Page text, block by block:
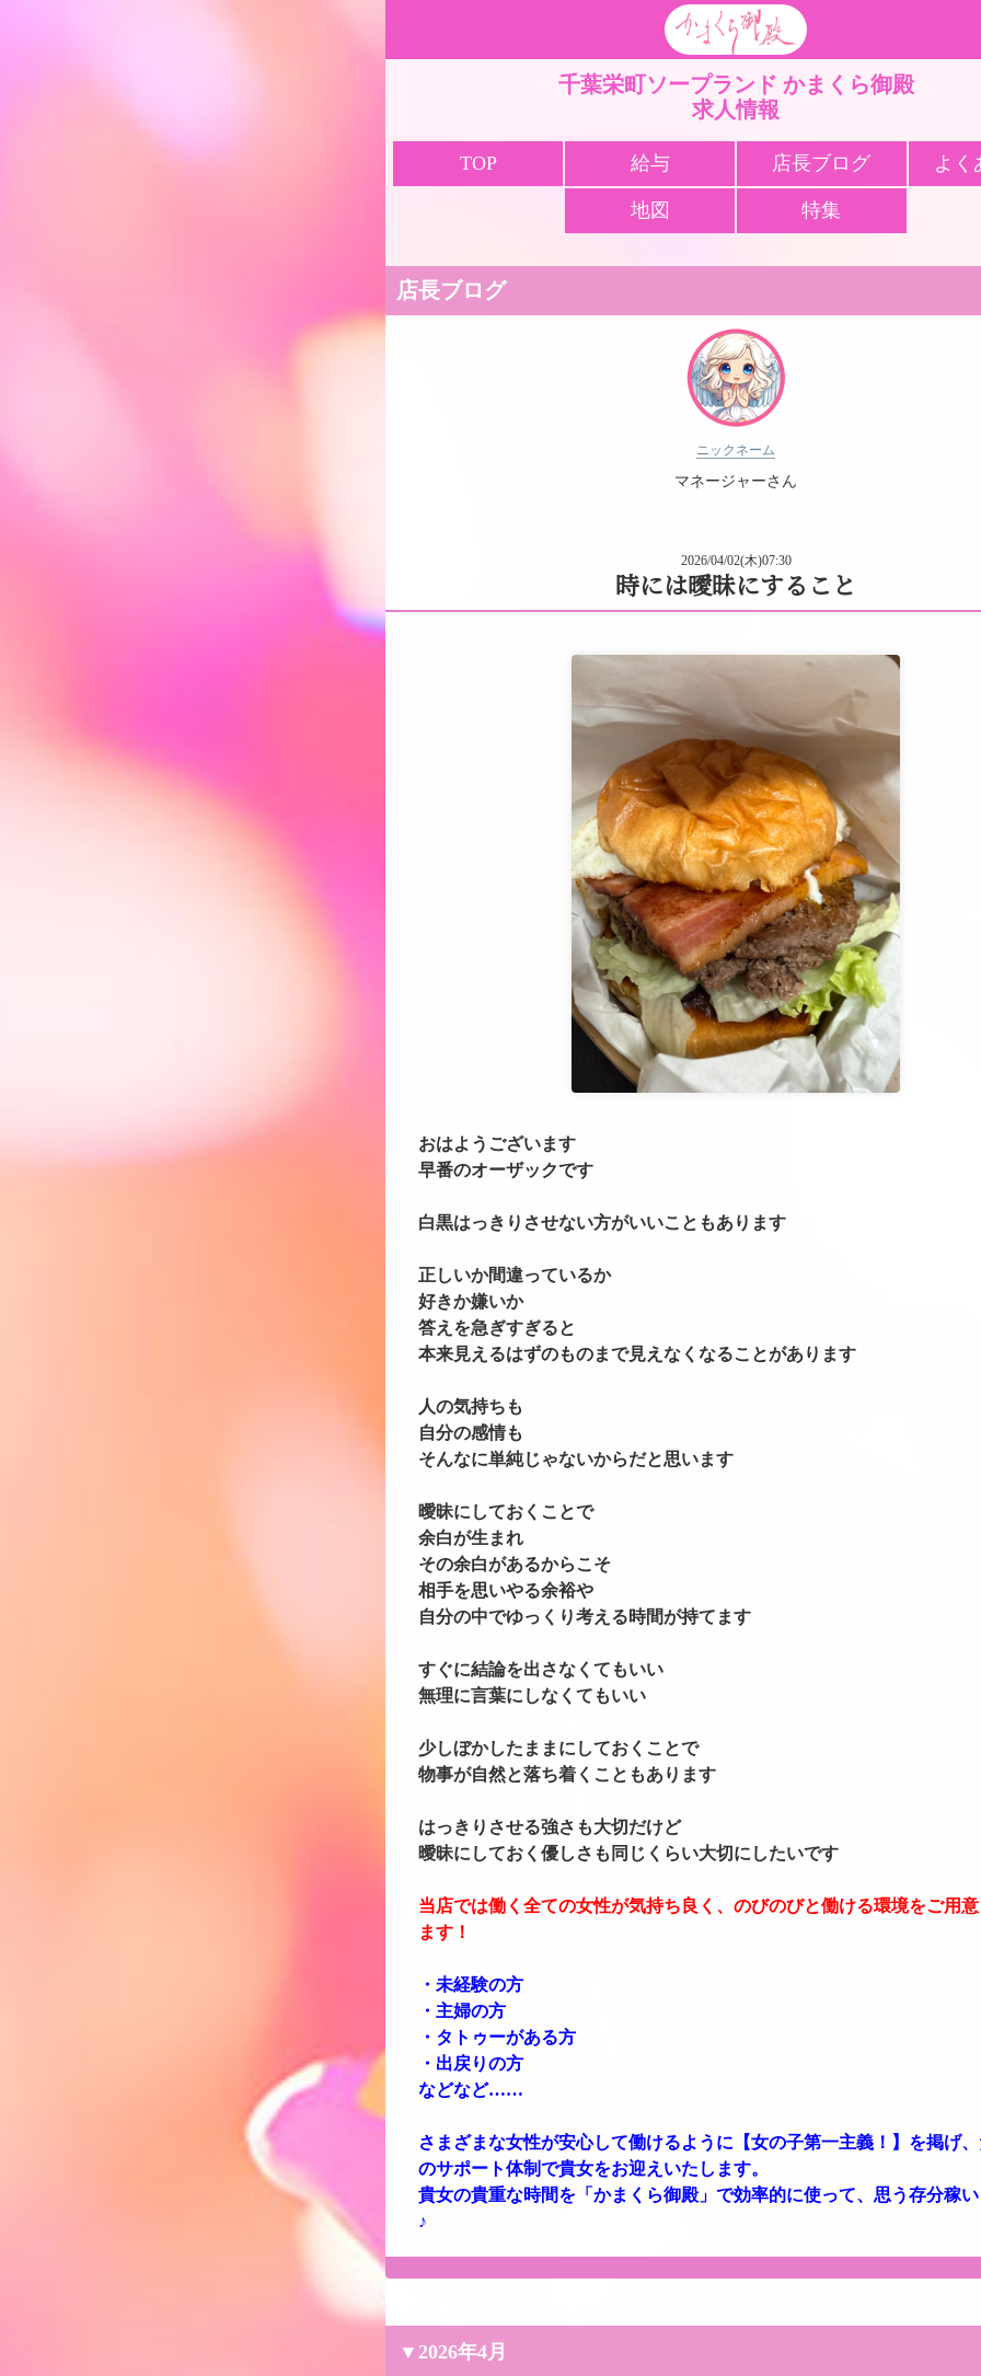
千葉栄町ソープランド かまくら御殿
求人情報
TOP 給与 店長ブログ よく
地図 特集
店長ブログ
ニックネーム
マネージャーさん
2026/04/02(木)07:30
時には曖昧にすること
おはようございます
早番のオーザックです
白黒はっきりさせない方がいいこともあります
正しいか間違っているか
好きか嫌いか
答えを急ぎすぎると
本来見えるはずのものまで見えなくなることがあります
人の気持ちも
自分の感情も
そんなに単純じゃないからだと思います
曖昧にしておくことで
余白が生まれ
その余白があるからこそ
相手を思いやる余裕や
自分の中でゆっくり考える時間が持てます
すぐに結論を出さなくてもいい
無理に言葉にしなくてもいい
少しぼかしたままにしておくことで
物事が自然と落ち着くこともあります
はっきりさせる強さも大切だけど
曖昧にしておく優しさも同じくらい大切にしたいです
当店では働く全ての女性が気持ち良く、のびのびと働ける環境をご用
ます！
・未経験の方
・主婦の方
・タトゥーがある方
・出戻りの方
などなど……
さまざまな女性が安心して働けるように【女の子第一主義！】を掲げ
のサポート体制で貴女をお迎えいたします。
貴女の貴重な時間を「かまくら御殿」で効率的に使って、思う存分稼
♪
▼2026年4月